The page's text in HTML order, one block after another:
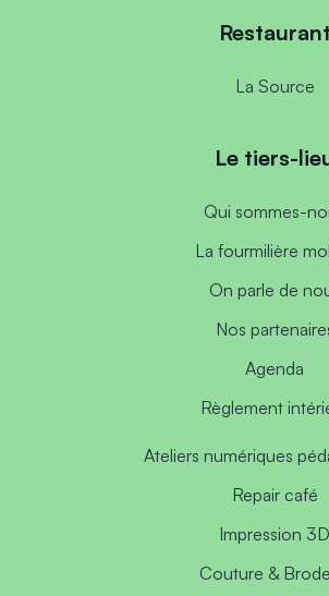
Restaurant
La Source
Le tiers-
Qui sommes-
La fourmilière
On parle de
Nos
Agenda
Règlement
Ateliers numériques
Repair café
Impression 3D
Couture &